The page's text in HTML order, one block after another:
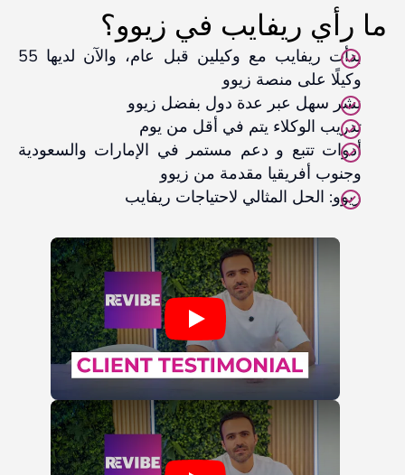
ما رأي ريفايب في زيوو؟
بدأت ريفايب مع وكيلين قبل عام، والآن لديها 55
وكيلًا على منصة زيوو
نشر سهل عبر عدة دول بفضل زيوو
تدريب الوكلاء يتم في أقل من يوم
أدوات تتبع و دعم مستمر في الإمارات والسعودية
وجنوب أفريقيا مقدمة من زيوو
زيوو: الحل المثالي لاحتياجات ريفايب